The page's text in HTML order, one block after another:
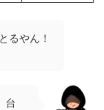
るやん！
台